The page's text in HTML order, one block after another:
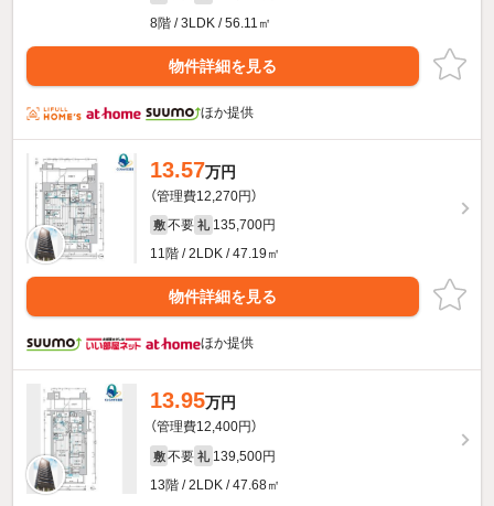
8階 / 3LDK / 56.11㎡
物件詳細を見る
ほか提供
13.57万円
（管理費12,270円）
敷 不要 礼 135,700円
11階 / 2LDK / 47.19㎡
物件詳細を見る
ほか提供
13.95万円
（管理費12,400円）
敷 不要 礼 139,500円
13階 / 2LDK / 47.68㎡